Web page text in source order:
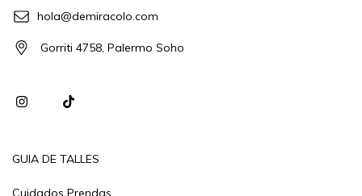
hola@demiracolo.com
Gorriti 4758, Palermo Soho
GUIA DE TALLES